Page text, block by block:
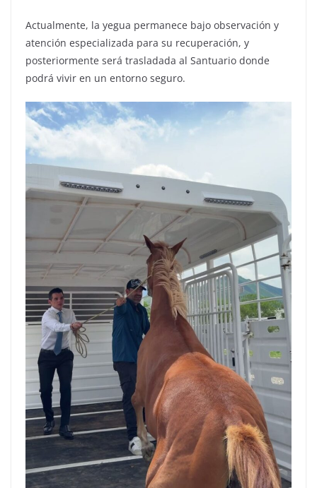
Actualmente, la yegua permanece bajo observación y
atención especializada para su recuperación, y
posteriormente será trasladada al Santuario donde
podrá vivir en un entorno seguro.